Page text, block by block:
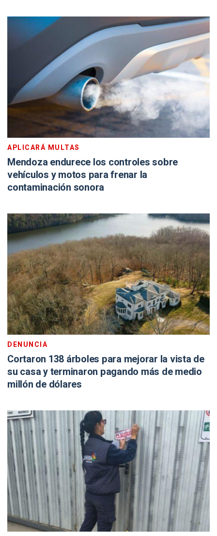
APLICARÁ MULTAS
Mendoza endurece los controles sobre
vehículos y motos para frenar la
contaminación sonora
DENUNCIA
Cortaron 138 árboles para mejorar la vista de
su casa y terminaron pagando más de medio
millón de dólares